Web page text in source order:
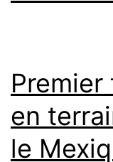
en
le